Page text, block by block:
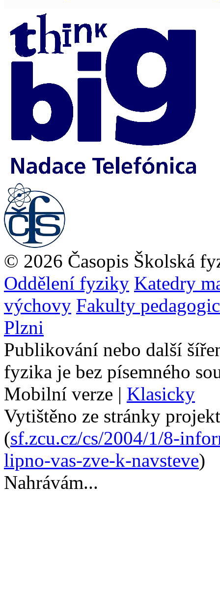
© 2026 Časopis Školská
Oddělení fyziky Katedry
výchovy Fakulty
Plzni
Publikování nebo další
fyzika je bez písemného
Mobilní verze | Klasicky
Vytištěno ze stránky
(sf.zcu.cz/cs/2004/1/8-
lipno-vas-zve-k-navsteve)
Nahrávám...